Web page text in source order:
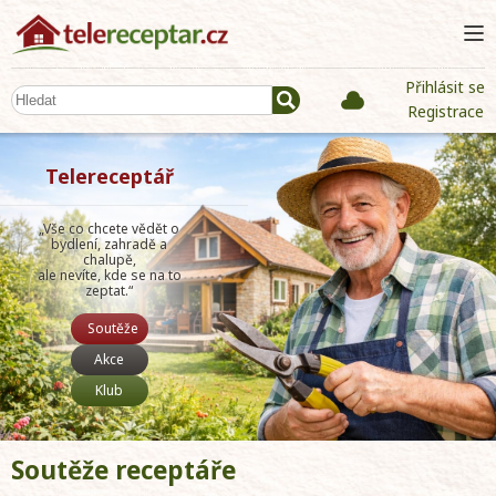
Soutěže receptáře
Přihlásit se
Registrace
Telereceptář
„Vše co chcete vědět o
bydlení, zahradě a
chalupě,
ale nevíte, kde se na to
zeptat.“
Soutěže
Akce
Klub